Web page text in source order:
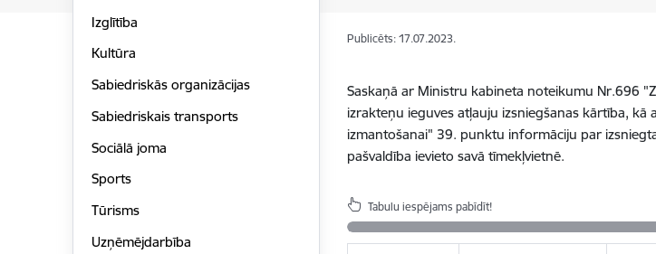
Izglītība
Kultūra
Sabiedriskās organizācijas
Sabiedriskais transports
Sociālā joma
Sports
Tūrisms
Uzņēmējdarbība
Publicēts: 17.07.2023.
Saskaņā ar Ministru kabineta noteikumu Nr.696
izrakteņu ieguves atļauju izsniegšanas kārtība,
izmantošanai" 39. punktu informāciju par
pašvaldība ievieto savā tīmekļvietnē.
Tabulu iespējams pabīdīt!